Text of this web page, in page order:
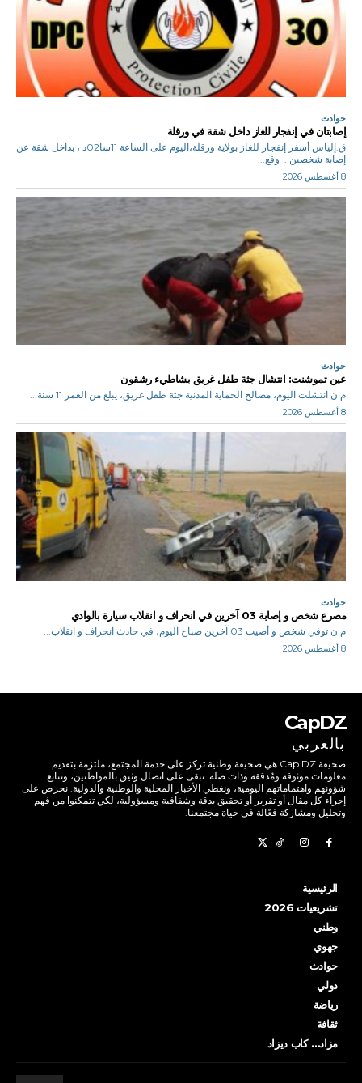
حوادث
إصابتان في إنفجار للغاز داخل شقة في ورقلة
ق.إلياس أسفر إنفجار للغاز بولاية ورقلة،اليوم على الساعة 11سا02د ، بداخل شقة عن
إصابة شخصين . وقع...
8 أغسطس 2026
حوادث
عين تموشنت: انتشال جثة طفل غريق بشاطيء رشقون
م ن انتشلت اليوم، مصالح الحماية المدنية جثة طفل غريق، يبلغ من العمر 11 سنة...
8 أغسطس 2026
حوادث
مصرع شخص و إصابة 03 آخرين في انحراف و انقلاب سيارة بالوادي
م ن توفي شخص و أصيب 03 آخرين صباح اليوم، في حادث انحراف و انقلاب...
8 أغسطس 2026
CapDZ
بالعربي
صحيفة Cap DZ هي صحيفة وطنية تركز على خدمة المجتمع، ملتزمة بتقديم
معلومات موثوقة ومُدققة وذات صلة. نبقى على اتصال وثيق بالمواطنين، ونتابع
شؤونهم واهتماماتهم اليومية، ونغطي الأخبار المحلية والوطنية والدولية. نحرص على
إجراء كل مقال أو تقرير أو تحقيق بدقة وشفافية ومسؤولية، لكي تتمكنوا من فهم
وتحليل ومشاركة فعّالة في حياة مجتمعنا.
الرئيسية
تشريعيات 2026
وطني
جهوي
حوادث
دولي
رياضة
ثقافة
مزاد… كاب ديزاد